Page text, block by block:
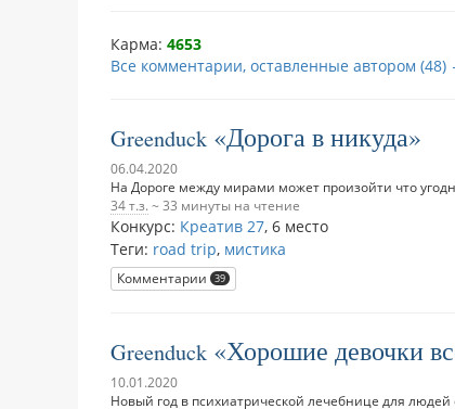
Карма: 4653
Все комментарии, оставленные автором (48)
Greenduck Дорога в никуда
06.04.2020
На Дороге между мирами может произойти что
34 т.з. ~ 33 минуты на чтение
Конкурс: Креатив 27, 6 место
Теги: road trip, мистика
Комментарии 39
Greenduck Хорошие девочки
10.01.2020
Новый год в психиатрической лечебнице для